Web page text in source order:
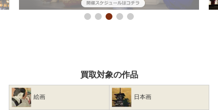
買取対象の作品
絵画 日本画